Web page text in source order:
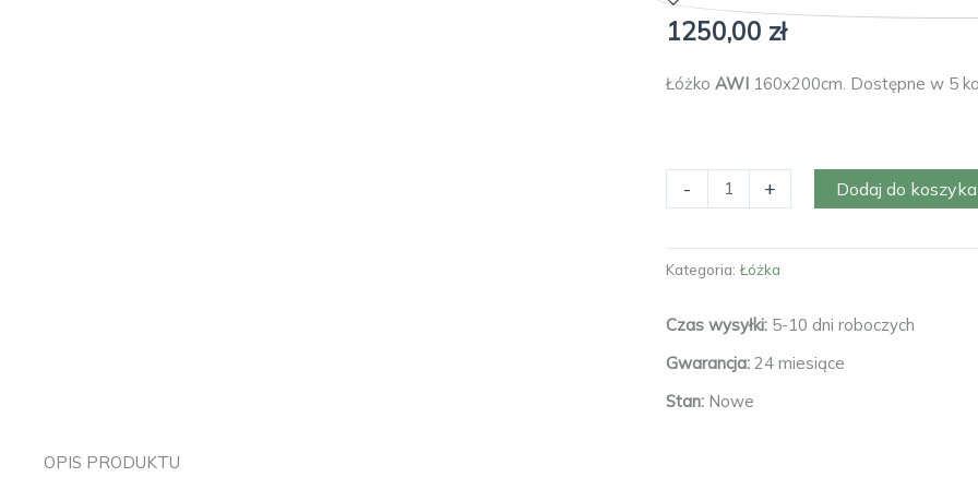
1250,00 zł
Łóżko AWI 160x200cm. Dostępne w 5
-
Łóżko
160x200
+ Dodaj do koszyka
Kategoria: Łóżka
Czas wysyłki: 5-10 dni roboczych
Gwarancja: 24 miesiące
Stan: Nowe
OPIS PRODUKTU